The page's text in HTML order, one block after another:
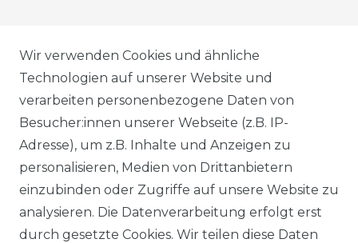
AGB
DATENSCHUTZERKLÄRUNG
WIDERRUFSRECHT
Wir verwenden Cookies und ähnliche
Technologien auf unserer Website und
verarbeiten personenbezogene Daten von
Besucher:innen unserer Webseite (z.B. IP-
Adresse), um z.B. Inhalte und Anzeigen zu
personalisieren, Medien von Drittanbietern
einzubinden oder Zugriffe auf unsere Website zu
analysieren. Die Datenverarbeitung erfolgt erst
durch gesetzte Cookies. Wir teilen diese Daten